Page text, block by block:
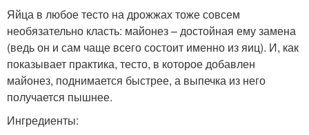
Яйца в любое тесто на дрожжах тоже совсем
необязательно класть: майонез – достойная ему замена
(ведь он и сам чаще всего состоит именно из яиц). И, как
показывает практика, тесто, в которое добавлен
майонез, поднимается быстрее, а выпечка из него
получается пышнее.
Ингредиенты: